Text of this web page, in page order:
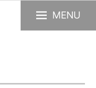
MENU